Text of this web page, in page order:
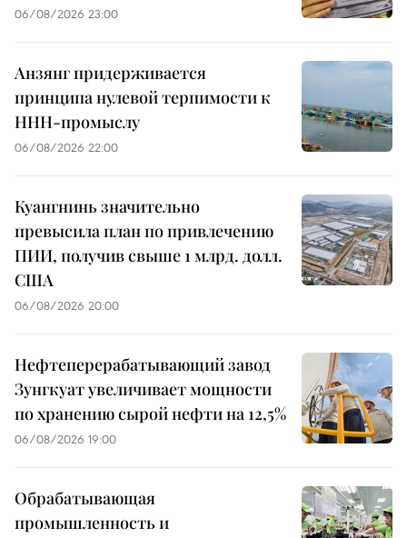
06/08/2026 23:00
Анзянг придерживается
принципа нулевой терпимости к
ННН-промыслу
06/08/2026 22:00
Куангнинь значительно
превысила план по привлечению
ПИИ, получив свыше 1 млрд. долл.
США
06/08/2026 20:00
Нефтеперерабатывающий завод
Зунгкуат увеличивает мощности
по хранению сырой нефти на 12,5%
06/08/2026 19:00
Обрабатывающая
промышленность и